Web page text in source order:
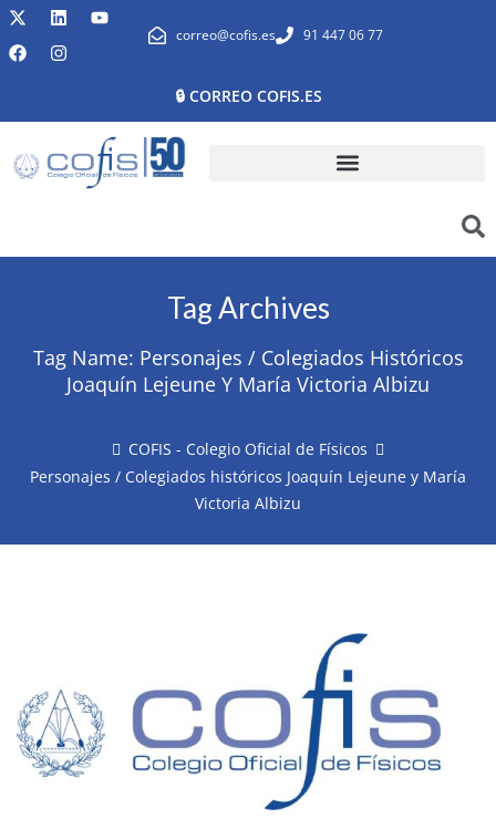
correo@cofis.es 91 447 06 77
🔒 CORREO COFIS.ES
Tag Archives
Tag Name: Personajes / Colegiados Históricos
Joaquín Lejeune Y María Victoria Albizu
COFIS - Colegio Oficial de Físicos
Personajes / Colegiados históricos Joaquín Lejeune y María
Victoria Albizu